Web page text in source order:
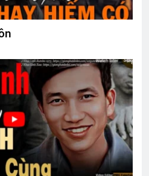
CSVSQ Nguyễn Lạn K20
Thăm Viếng CSVSQ Cao